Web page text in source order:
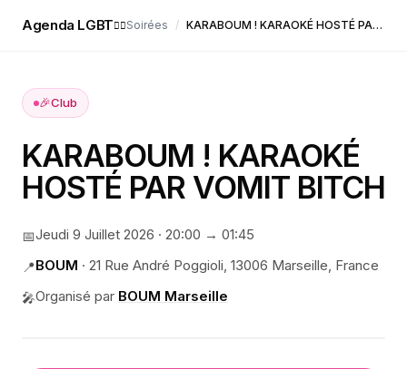
Agenda LGBT🏳️‍🌈Soirées / KARABOUM ! KARAOKÉ HOSTÉ PAR VOMIT BITCH
🎉Club
KARABOUM ! KARAOKÉ
HOSTÉ PAR VOMIT BITCH
📅Jeudi 9 Juillet 2026 · 20:00 → 01:45
📍BOUM · 21 Rue André Poggioli, 13006 Marseille, France
🎤Organisé par BOUM Marseille